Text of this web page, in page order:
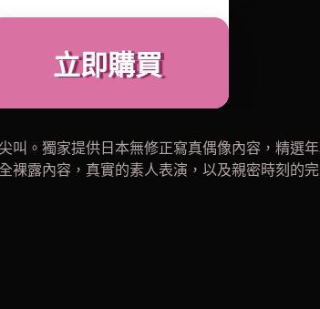
立即購買
。獨家提供日本無修正寫真偶像內容，精選
裸露內容，真實的素人表演，以及親密時刻的